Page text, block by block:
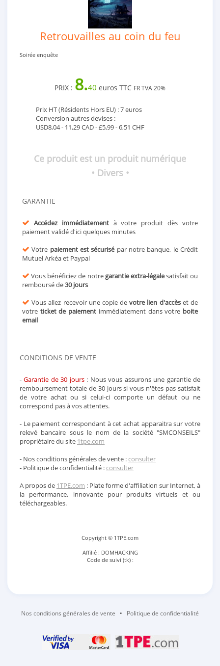
Retrouvailles au coin du feu
Soirée enquête
PRIX : 8.40 euros TTC FR TVA 20%
Prix HT (Résidents Hors EU) : 7 euros
Conversion autres devises :
USD8,04 - 11,29 CAD - £5,99 - 6,51 CHF
Ce produit est un produit numérique
• Divers •
GARANTIE
Accédez immédiatementà votre produit dès votre
paiement validé d'ici quelques minutes
Votre paiement est sécurisé par notre banque, le Crédit
Mutuel Arkéa et Paypal
Vous bénéficiez de notregarantie extra-légalesatisfait ou
remboursé de30 jours
Vous allez recevoir une copie devotre lien d'accèset de
votre ticket de paiement immédiatement dans votre boite
email
CONDITIONS DE VENTE
-Garantie de 30 jours: Nous vous assurons une garantie de
remboursement totale de 30 jours si vous n'êtes pas satisfait
de votre achat ou si celui-ci comporte un défaut ou ne
correspond pas à vos attentes.
- Le paiement correspondant à cet achat apparaitra sur votre
relevé bancaire sous le nom de la société "SMCONSEILS"
propriétaire du site 1tpe.com
- Nos conditions générales de vente :consulter
- Politique de confidentialité :consulter
A propos de 1TPE.com : Plate forme d'affiliation sur Internet, à
la performance, innovante pour produits virtuels et ou
téléchargeables.
Copyright © 1TPE.com
Affilié : DOMHACKING
Code de suivi (tk) :
Nos conditions générales de vente • Politique de confidentialité